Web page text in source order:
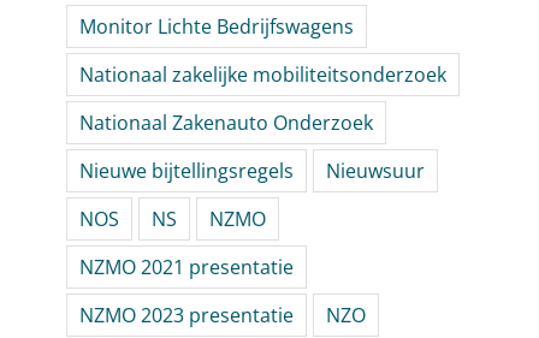
Monitor Lichte Bedrijfswagens
Nationaal zakelijke mobiliteitsonderzoek
Nationaal Zakenauto Onderzoek
Nieuwe bijtellingsregels
Nieuwsuur
NOS
NS
NZMO
NZMO 2021 presentatie
NZMO 2023 presentatie
NZO